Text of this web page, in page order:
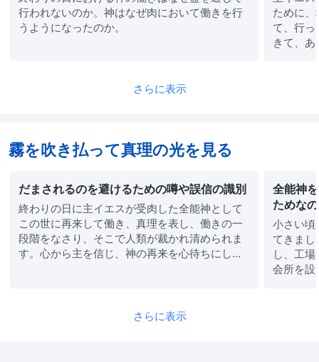
行われないのか。神はなぜ肉において働きを行
うようになったのか。
ために
て、行っ
きて、
地上にあ
さらに表示
霧を吹き払って真理の光を見る
だまされるのを避けるための噂や誤信の識別
終わりの日に主イエスが受肉した全能神として
この世に再来して働き、真理を表し、働きの一
段階をなさり、そこで人類が裁かれ清められま
す。心から主を信じ、神の再来を心待ちにして
全能神
ためな
小さい頃
てきまし
し、工
会所を設
さらに表示